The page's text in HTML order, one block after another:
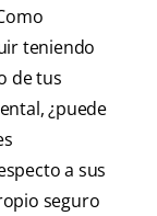
teniendo
de tus
¿puede
a sus
seguro